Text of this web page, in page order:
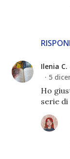
Ilenia
5
Ho
serie di